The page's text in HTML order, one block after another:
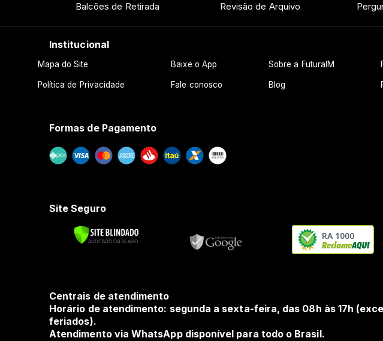
Balcões de Retirada Revisão de Arquivo
Institucional
Mapa do Site Baixe o App Sobre a FuturaIM
Política de Privacidade Fale conosco Blog
Formas de Pagamento
Site Seguro
RA 1000
Centrais de atendimento
Horário de atendimento: segunda a sexta-feira, das 08h às 17h
feriados).
Atendimento via WhatsApp disponível para todo o Brasil.